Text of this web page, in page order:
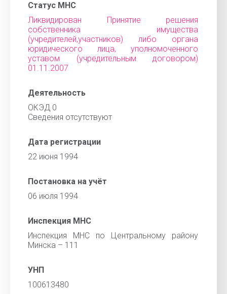
Статус МНС
Ликвидирован Принятие решения
собственника имущества
(учредителей,участников) либо органа
юридического лица, уполномоченного
уставом (учредительным договором)
01.11.2007
Деятельность
ОКЭД 0
Сведения отсутствуют
Дата регистрации
22 июня 1994
Постановка на учёт
06 июля 1994
Инспекция МНС
Инспекция МНС по Центральному району
Минска – 111
УНП
100613480